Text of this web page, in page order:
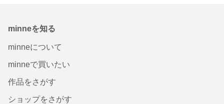
minneを知る
minneについて
minneで買いたい
作品をさがす
ショップをさがす